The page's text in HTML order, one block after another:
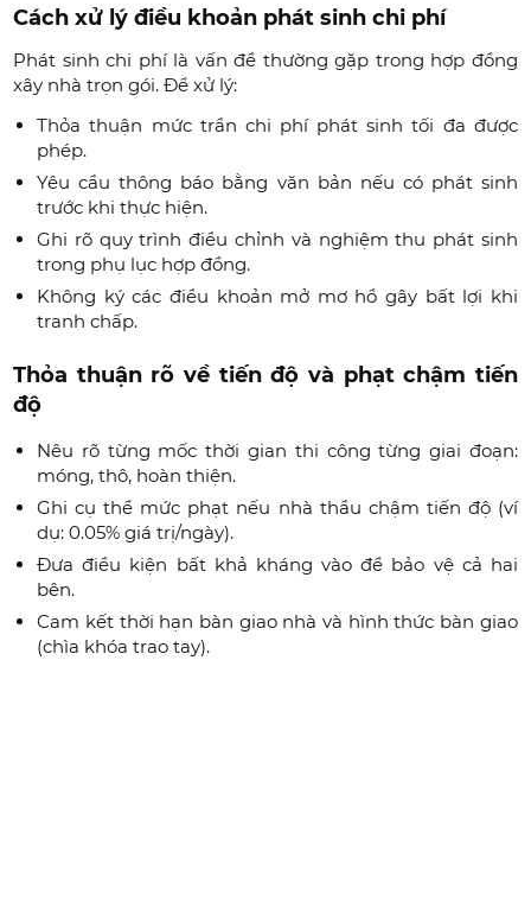
Cách xử lý điều khoản phát sinh chi phí
Phát sinh chi phí là vấn đề thường gặp trong hợp đồng
xây nhà trọn gói. Để xử lý:
Thỏa thuận mức trần chi phí phát sinh tối đa được
phép.
Yêu cầu thông báo bằng văn bản nếu có phát sinh
trước khi thực hiện.
Ghi rõ quy trình điều chỉnh và nghiệm thu phát sinh
trong phụ lục hợp đồng.
Không ký các điều khoản mở mơ hồ gây bất lợi khi
tranh chấp.
Thỏa thuận rõ về tiến độ và phạt chậm tiến
độ
Nêu rõ từng mốc thời gian thi công từng giai đoạn:
móng, thô, hoàn thiện.
Ghi cụ thể mức phạt nếu nhà thầu chậm tiến độ (ví
dụ: 0.05% giá trị/ngày).
Đưa điều kiện bất khả kháng vào để bảo vệ cả hai
bên.
Cam kết thời hạn bàn giao nhà và hình thức bàn giao
(chìa khóa trao tay).